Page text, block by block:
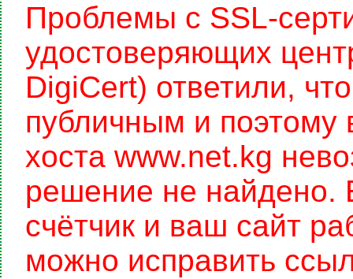
Проблемы с SSL-
удостоверяющих
DigiCert) ответили,
публичным и поэтому
хоста www.net.kg
решение не найдено.
счётчик и ваш сайт
можно исправить